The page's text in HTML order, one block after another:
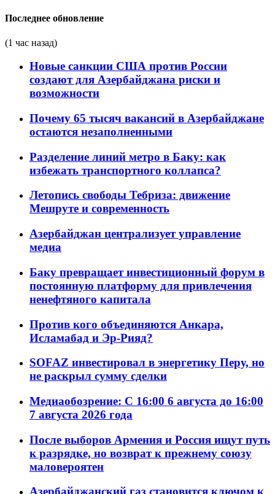
Последнее обновление
(1 час назад)
Новые санкции США против России
создают для Азербайджана риски и
возможности
Почему 65 тысяч вакансий в Азербайджане
остаются незаполненными
Разделение линий метро в Баку: как
избежать транспортного коллапса?
Летопись свободы Тебриза: движение
Мешруте и современность
Азербайджан централизует управление
медиа
Баку превращает инвестиционный форум в
постоянную платформу для привлечения
ненефтяного капитала
Против кого объединяются Анкара,
Исламабад и Эр-Рияд?
SOFAZ инвестировал в энергетику Перу, но
не раскрыл сумму сделки
Медиаобозрение: С 16:00 6 августа до 16:00
7 августа 2026 года
После выборов Армения и Россия ищут путь
к разрядке, но возврат к прежнему союзу
маловероятен